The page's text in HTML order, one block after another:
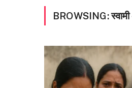
BROWSING: